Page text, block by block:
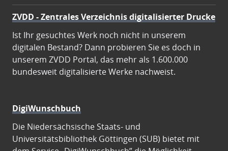
ZVDD - Zentrales Verzeichnis digitalisierter Drucke
Ist Ihr gesuchtes Werk noch nicht in unserem
digitalen Bestand? Dann probieren Sie es doch in
unserem ZVDD Portal, das mehr als 1.600.000
bundesweit digitalisierte Werke nachweist.
DigiWunschbuch
Die Niedersächsische Staats- und
Universitätsbibliothek Göttingen (SUB) bietet mit